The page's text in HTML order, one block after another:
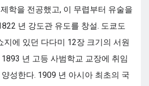
제학을 전공했고, 이 무렵부터 유술을
년 강도관 유도를 창설. 도쿄도
지에 있던 다다미 12장 크기의 서원
년 고등 사범학교 교장에 취임
성한다. 1909 년 아시아 최초의 국